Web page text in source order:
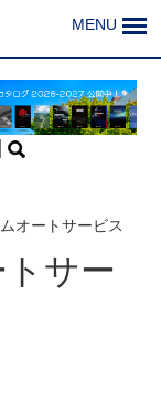
MENU
オートサービス
サー